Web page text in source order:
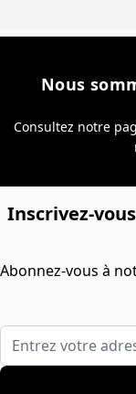
Nous
Consultez notre
Inscrivez-
Abonnez-vous à
Entrez votre